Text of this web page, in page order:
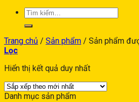
Trang chủ / Sản phẩm / Sản phẩm
Lọc
Hiển thị kết quả duy nhất
Danh mục sản phẩm